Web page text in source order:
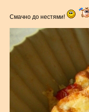
Смачно до нестями!